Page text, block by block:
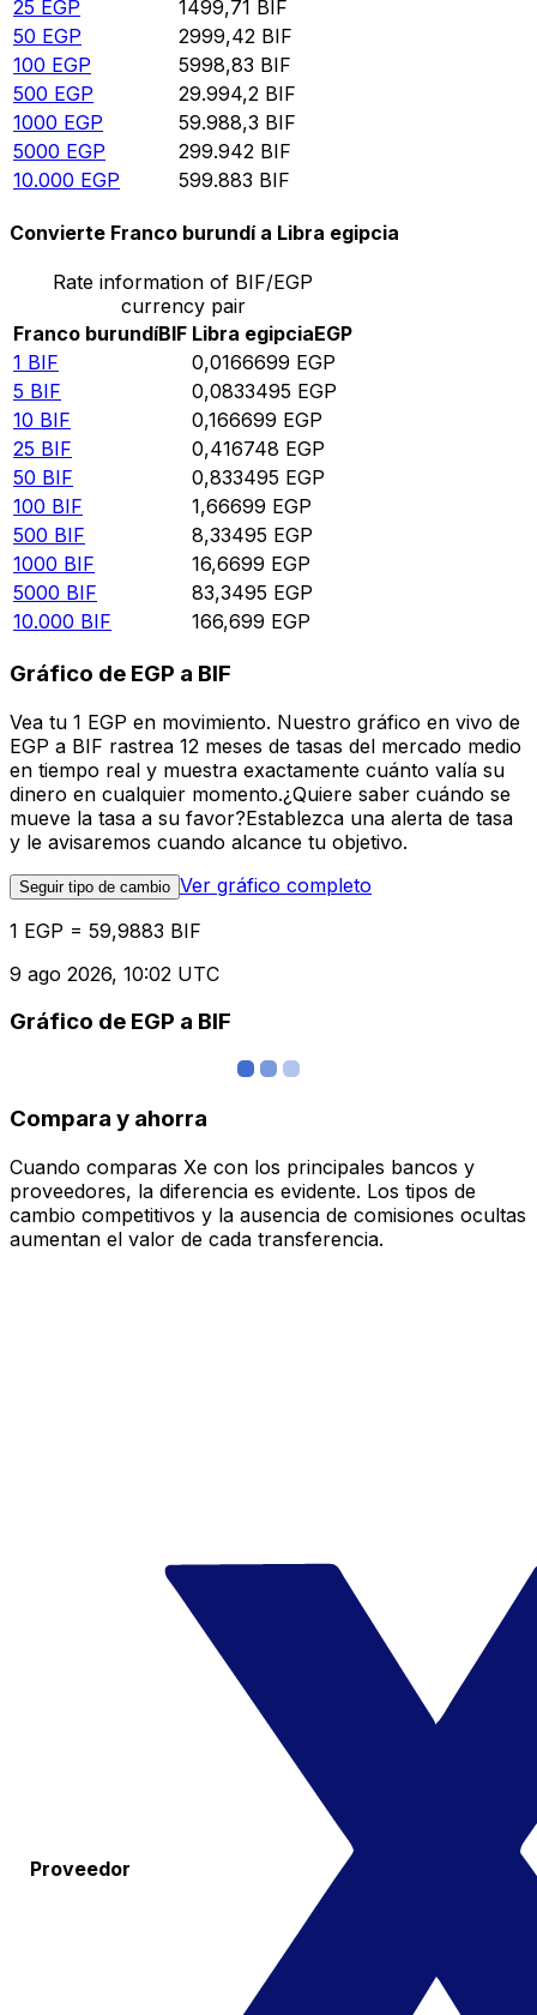
25 EGP 1499,71 BIF
50 EGP 2999,42 BIF
100 EGP 5998,83 BIF
500 EGP 29.994,2 BIF
1000 EGP 59.988,3 BIF
5000 EGP 299.942 BIF
10.000 EGP 599.883 BIF
Convierte Franco burundí a Libra egipcia
Rate information of BIF/EGP
currency pair
Franco burundíBIF Libra egipciaEGP
1 BIF 0,0166699 EGP
5 BIF 0,0833495 EGP
10 BIF 0,166699 EGP
25 BIF 0,416748 EGP
50 BIF 0,833495 EGP
100 BIF 1,66699 EGP
500 BIF 8,33495 EGP
1000 BIF 16,6699 EGP
5000 BIF 83,3495 EGP
10.000 BIF 166,699 EGP
Gráfico de EGP a BIF
Vea tu 1 EGP en movimiento. Nuestro gráfico en vivo de
EGP a BIF rastrea 12 meses de tasas del mercado medio
en tiempo real y muestra exactamente cuánto valía su
dinero en cualquier momento.¿Quiere saber cuándo se
mueve la tasa a su favor?Establezca una alerta de tasa
y le avisaremos cuando alcance tu objetivo.
Seguir tipo de cambio Ver gráfico completo
1 EGP = 59,9883 BIF
9 ago 2026, 10:02 UTC
Gráfico de EGP a BIF
Compara y ahorra
Cuando comparas Xe con los principales bancos y
proveedores, la diferencia es evidente. Los tipos de
cambio competitivos y la ausencia de comisiones ocultas
aumentan el valor de cada transferencia.
Proveedor